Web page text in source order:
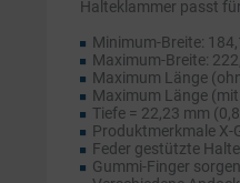
Halteklammer passt
Minimum-Breite:
Maximum-Breite:
Maximum Länge
Maximum Länge
Tiefe = 22,23 mm
Produktmerkmale X-
Feder gestützte
Gummi-Finger